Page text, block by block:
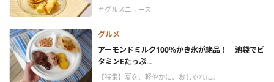
＃グルメニュース
グルメ
アーモンドミルク100％かき氷が絶品！ 池袋でビ
タミンEたっぷ...
【特集】夏を、軽やかに、おしゃれに。